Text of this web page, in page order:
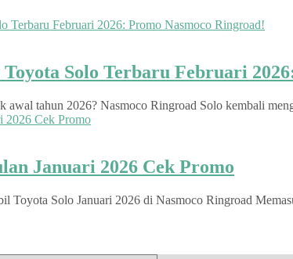
Solo Terbaru Februari
awal tahun 2026? Nasmoco Ringroad Solo kembali
Januari 2026 Cek Promo
Toyota Solo Januari 2026 di Nasmoco Ringroad